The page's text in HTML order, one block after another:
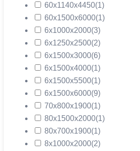
60х1140х4450(1)
60х1500х6000(1)
6х1000х2000(3)
6х1250х2500(2)
6х1500х3000(6)
6х1500х4000(1)
6х1500х5500(1)
6х1500х6000(9)
70х800х1900(1)
80х1500х2000(1)
80х700х1900(1)
8х1000х2000(2)